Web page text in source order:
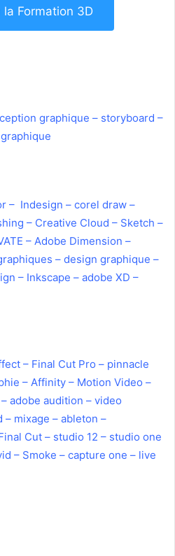
la Formation 3D
graphique – storyboard –
– Indesign – corel draw –
– Creative Cloud – Sketch –
– Adobe Dimension –
– design graphique –
– Inkscape – adobe XD –
– Final Cut Pro – pinnacle
– Affinity – Motion Video –
– adobe audition – video
– mixage – ableton –
Cut – studio 12 – studio one
– Smoke – capture one – live